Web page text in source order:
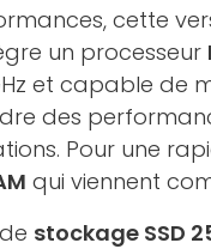
cette
un processeur
et capable de
des
Pour une
qui viennent
stockage SSD